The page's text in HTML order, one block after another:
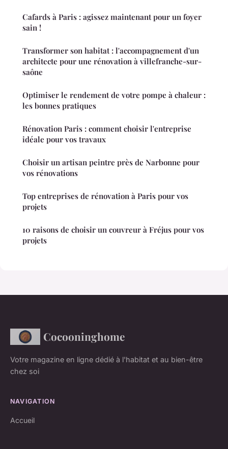
Cafards à Paris : agissez maintenant pour un foyer
sain !
Transformer son habitat : l'accompagnement d'un
architecte pour une rénovation à villefranche-sur-
saône
Optimiser le rendement de votre pompe à chaleur :
les bonnes pratiques
Rénovation Paris : comment choisir l'entreprise
idéale pour vos travaux
Choisir un artisan peintre près de Narbonne pour
vos rénovations
Top entreprises de rénovation à Paris pour vos
projets
10 raisons de choisir un couvreur à Fréjus pour vos
projets
Cocooninghome
Votre magazine en ligne dédié à l'habitat et au bien-être
chez soi
NAVIGATION
Accueil